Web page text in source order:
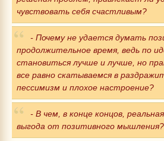
чувствовать себя счастливым?
- Почему не удается думать
продолжительное время, ведь по
становиться лучше и лучше, но
все равно скатываемся в
пессимизм и плохое настроение?
- В чем, в конце концов,
выгода от позитивного мышления?